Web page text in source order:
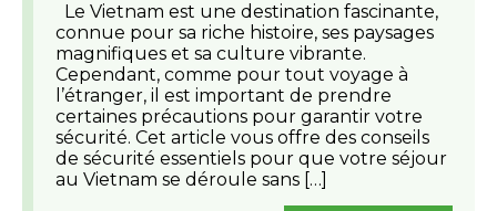
Le Vietnam est une destination fascinante,
connue pour sa riche histoire, ses paysages
magnifiques et sa culture vibrante.
Cependant, comme pour tout voyage à
l’étranger, il est important de prendre
certaines précautions pour garantir votre
sécurité. Cet article vous offre des conseils
de sécurité essentiels pour que votre séjour
au Vietnam se déroule sans […]